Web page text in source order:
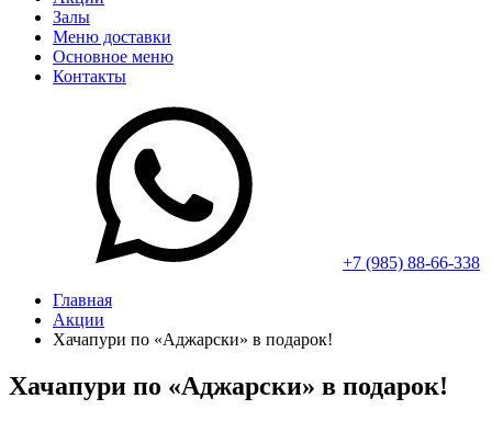
Залы
Меню доставки
Основное меню
Контакты
+7 (985) 88-66-338
Главная
Акции
Хачапури по «Аджарски» в подарок!
Хачапури по «Аджарски» в подарок!